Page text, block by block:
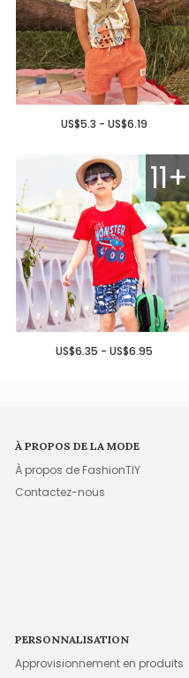
US$5.3 - US$6.19
11+
US$6.35 - US$6.95
À PROPOS DE LA MODE
À propos de FashionTIY
Contactez-nous
PERSONNALISATION
Approvisionnement en produits